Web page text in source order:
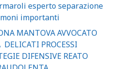
esperto separazione
importanti
MANTOVA AVVOCATO
DELICATI PROCESSI
DIFENSIVE REATO